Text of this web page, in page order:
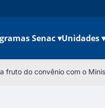
Senac ▾Unidades ▾
fruto do convênio com o